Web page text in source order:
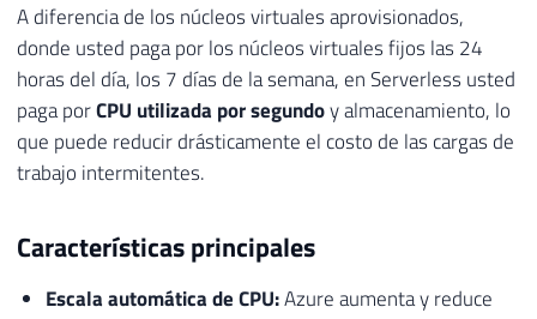
A diferencia de los núcleos virtuales aprovisionados,
donde usted paga por los núcleos virtuales fijos las 24
horas del día, los 7 días de la semana, en Serverless usted
paga porCPU utilizada por segundoy almacenamiento, lo
que puede reducir drásticamente el costo de las cargas de
trabajo intermitentes.
Características principales
Escala automática de CPU:Azure aumenta y reduce